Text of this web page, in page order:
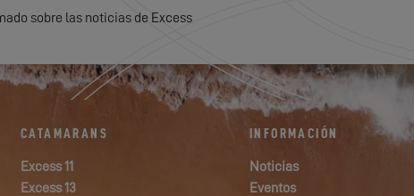
sobre las noticias de Excess
CATAMARANS
Excess 11
Excess 13
INFORMACIÓN
Noticias
Eventos